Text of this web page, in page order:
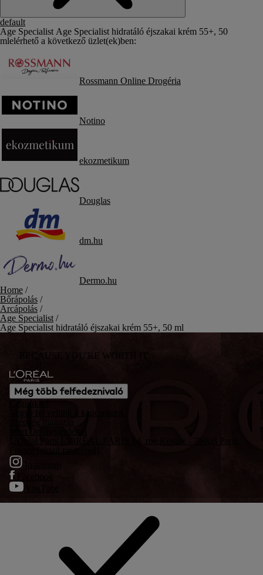
default
Age Specialist Age Specialist hidratáló éjszakai krém 55+, 50
mlelérhető a következő üzlet(ek)ben:
Rossmann Online Drogéria
Notino
ekozmetikum
Douglas
dm.hu
Dermo.hu
Home /
Bőrápolás /
Arcápolás /
Age Specialist /
Age Specialist hidratáló éjszakai krém 55+, 50 ml
BECAUSE YOU'RE WORTH IT
Még több felfedeznivaló